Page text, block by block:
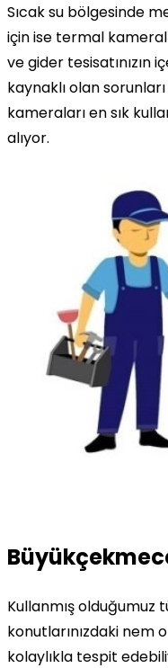
Sıcak su bölgesinde
için ise termal
ve gider tesisatınızın
kaynaklı olan
kameraları en sık
alıyor.
Kullanmış olduğumuz
konutlarınızdaki nem
kolaylıkla tespit